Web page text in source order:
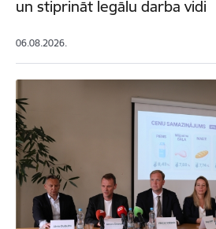
un stiprināt legālu darba vidi
06.08.2026.